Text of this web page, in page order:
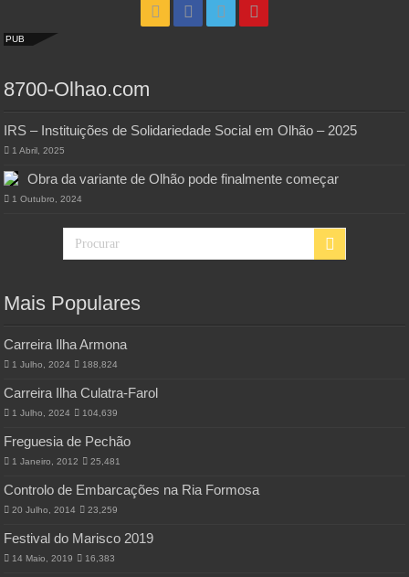
PUB
8700-Olhao.com
IRS – Instituições de Solidariedade Social em Olhão – 2025
1 Abril, 2025
Obra da variante de Olhão pode finalmente começar
1 Outubro, 2024
Mais Populares
Carreira Ilha Armona
1 Julho, 2024 188,824
Carreira Ilha Culatra-Farol
1 Julho, 2024 104,639
Freguesia de Pechão
1 Janeiro, 2012 25,481
Controlo de Embarcações na Ria Formosa
20 Julho, 2014 23,259
Festival do Marisco 2019
14 Maio, 2019 16,383